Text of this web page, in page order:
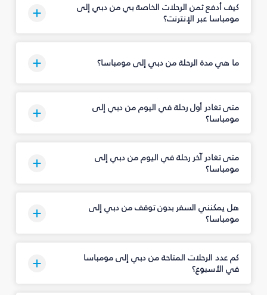
كيف أدفع ثمن الرحلات الخاصة بي من دبي إلى
مومباسا عبر الإنترنت؟
ما هي مدة الرحلة من دبي إلى مومباسا؟
متى تغادر أول رحلة في اليوم من دبي إلى
مومباسا؟
متى تغادر آخر رحلة في اليوم من دبي إلى
مومباسا؟
هل يمكنني السفر بدون توقف من دبي إلى
مومباسا؟
كم عدد الرحلات المتاحة من دبي إلى مومباسا
في الأسبوع؟